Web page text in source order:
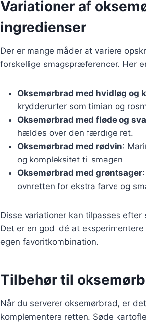
Variationer af
ingredienser
Der er mange måder at variere
forskellige smagspræferencer. Her
Oksemørbrad med hvidløg og
krydderurter som timian og
Oksemørbrad med fløde og
hældes over den færdige ret.
Oksemørbrad med rødvin:
og kompleksitet til smagen.
Oksemørbrad med grøntsager
ovnretten for ekstra farve og
Disse variationer kan tilpasses
Det er en god idé at
egen favoritkombination.
Tilbehør til
Når du serverer oksemørbrad, er
komplementere retten. Søde